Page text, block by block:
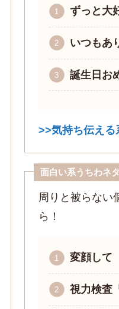
ずっと大
いつもあ
誕生日お
>>気持ち伝える
面白い系うちわネ
周りと被らない
ら！
変顔して
視力検査